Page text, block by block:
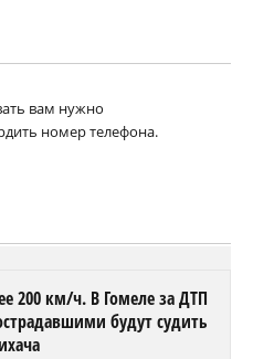
вам нужно
номер телефона.
200 км/ч. В Гомеле за ДТП
будут судить